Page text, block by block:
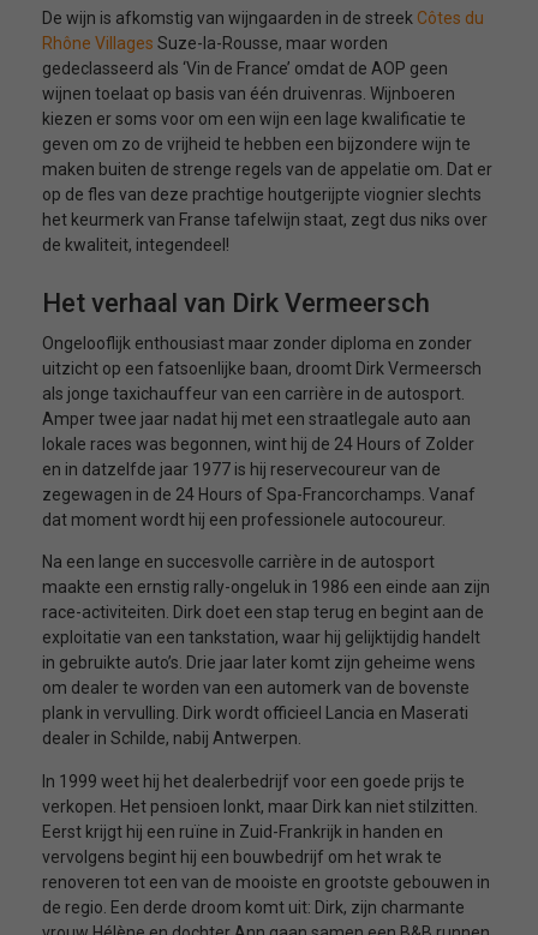
De wijn is afkomstig van wijngaarden in de streek Côtes du
Rhône Villages Suze-la-Rousse, maar worden
gedeclasseerd als ‘Vin de France’ omdat de AOP geen
wijnen toelaat op basis van één druivenras. Wijnboeren
kiezen er soms voor om een wijn een lage kwalificatie te
geven om zo de vrijheid te hebben een bijzondere wijn te
maken buiten de strenge regels van de appelatie om. Dat er
op de fles van deze prachtige houtgerijpte viognier slechts
het keurmerk van Franse tafelwijn staat, zegt dus niks over
de kwaliteit, integendeel!
Het verhaal van Dirk Vermeersch
Ongelooflijk enthousiast maar zonder diploma en zonder
uitzicht op een fatsoenlijke baan, droomt Dirk Vermeersch
als jonge taxichauffeur van een carrière in de autosport.
Amper twee jaar nadat hij met een straatlegale auto aan
lokale races was begonnen, wint hij de 24 Hours of Zolder
en in datzelfde jaar 1977 is hij reservecoureur van de
zegewagen in de 24 Hours of Spa-Francorchamps. Vanaf
dat moment wordt hij een professionele autocoureur.
Na een lange en succesvolle carrière in de autosport
maakte een ernstig rally-ongeluk in 1986 een einde aan zijn
race-activiteiten. Dirk doet een stap terug en begint aan de
exploitatie van een tankstation, waar hij gelijktijdig handelt
in gebruikte auto’s. Drie jaar later komt zijn geheime wens
om dealer te worden van een automerk van de bovenste
plank in vervulling. Dirk wordt officieel Lancia en Maserati
dealer in Schilde, nabij Antwerpen.
In 1999 weet hij het dealerbedrijf voor een goede prijs te
verkopen. Het pensioen lonkt, maar Dirk kan niet stilzitten.
Eerst krijgt hij een ruïne in Zuid-Frankrijk in handen en
vervolgens begint hij een bouwbedrijf om het wrak te
renoveren tot een van de mooiste en grootste gebouwen in
de regio. Een derde droom komt uit: Dirk, zijn charmante